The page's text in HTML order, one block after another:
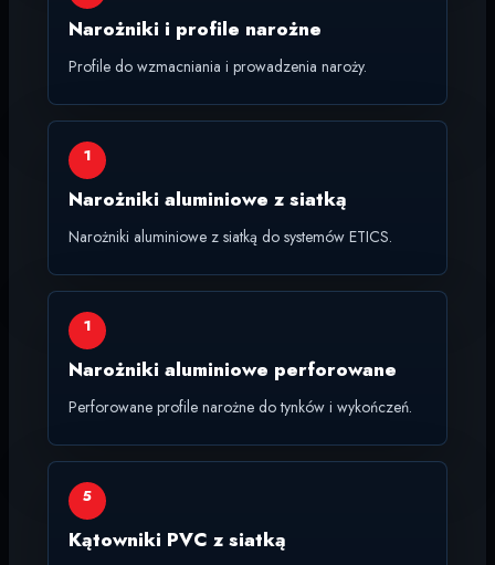
Narożniki i profile narożne
Profile do wzmacniania i prowadzenia naroży.
1
Narożniki aluminiowe z siatką
Narożniki aluminiowe z siatką do systemów ETICS.
1
Narożniki aluminiowe perforowane
Perforowane profile narożne do tynków i wykończeń.
5
Kątowniki PVC z siatką